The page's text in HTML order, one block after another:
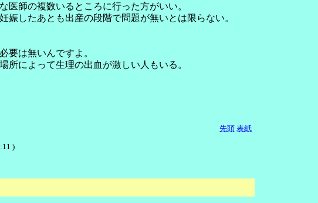
師の複数いるところに行った方がいい。
したあとも出産の段階で問題が無いとは限らない。
要は無いんですよ。
によって生理の出血が激しい人もいる。
先頭 表紙
)